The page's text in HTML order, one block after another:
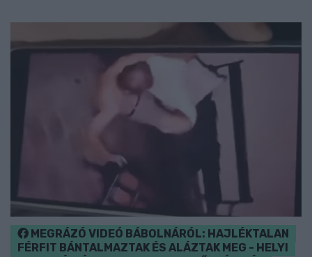
MEGRÁZÓ VIDEÓ BÁBOLNÁRÓL: HAJLÉKTALAN
FÉRFIT BÁNTALMAZTAK ÉS ALÁZTAK MEG - HELYI